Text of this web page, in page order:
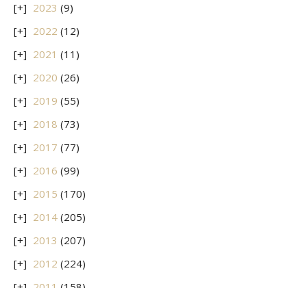
2023 (9)
2022 (12)
2021 (11)
2020 (26)
2019 (55)
2018 (73)
2017 (77)
2016 (99)
2015 (170)
2014 (205)
2013 (207)
2012 (224)